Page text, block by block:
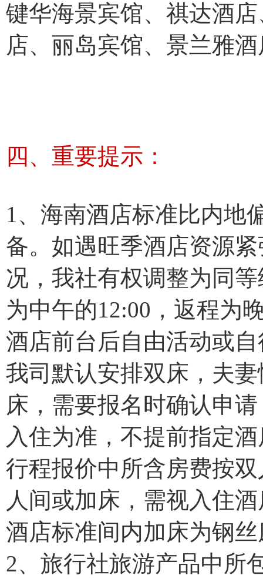
键华海景宾馆、祺达酒
店、丽岛宾馆、景兰雅
四、重要提示：
1、海南酒店标准比内地
备。如遇旺季酒店资源
况，我社有权调整为同
为中午的12:00，返程为
酒店前台后自由活动或
我司默认安排双床，夫
床，需要报名时确认申
入住为准，不提前指定
行程报价中所含房费按
人间或加床，需视入住
酒店标准间内加床为钢
2、旅行社旅游产品中所